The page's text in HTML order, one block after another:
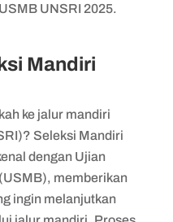
UNSRI 2025.
Mandiri
ke jalur mandiri
Seleksi Mandiri
dengan Ujian
memberikan
ingin melanjutkan